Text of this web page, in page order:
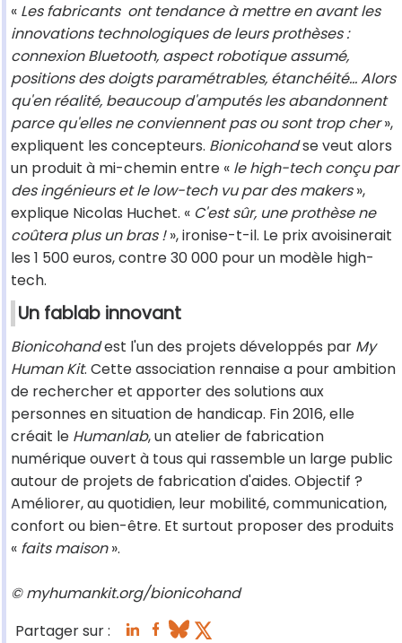
« Les fabricants ont tendance à mettre en avant les
innovations technologiques de leurs prothèses :
connexion Bluetooth, aspect robotique assumé,
positions des doigts paramétrables, étanchéité… Alors
qu'en réalité, beaucoup d'amputés les abandonnent
parce qu'elles ne conviennent pas ou sont trop cher»,
expliquent les concepteurs. Bionicohandse veut alors
un produit à mi-chemin entre « le high-tech conçu par
des ingénieurs et le low-tech vu par des makers»,
explique Nicolas Huchet. « C'est sûr, une prothèse ne
coûtera plus un bras !», ironise-t-il. Le prix avoisinerait
les 1 500 euros, contre 30 000 pour un modèle high-
tech.
Un fablab innovant
Bionicohandest l'un des projets développés par My
Human Kit. Cette association rennaise a pour ambition
de rechercher et apporter des solutions aux
personnes en situation de handicap. Fin 2016, elle
créait le Humanlab, un atelier de fabrication
numérique ouvert à tous qui rassemble un large public
autour de projets de fabrication d'aides. Objectif ?
Améliorer, au quotidien, leur mobilité, communication,
confort ou bien-être. Et surtout proposer des produits
« faits maison».
© myhumankit.org/bionicohand
Partager sur :